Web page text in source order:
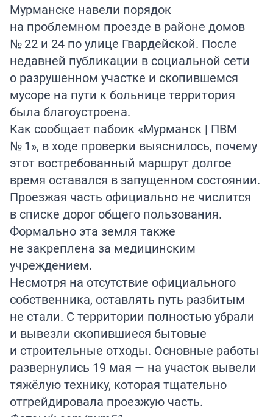
Мурманске навели порядок
на проблемном проезде в районе домов
№ 22 и 24 по улице Гвардейской. После
недавней публикации в социальной сети
о разрушенном участке и скопившемся
мусоре на пути к больнице территория
была благоустроена.
Как сообщает пабоик «Мурманск | ПВМ
№ 1», в ходе проверки выяснилось, почему
этот востребованный маршрут долгое
время оставался в запущенном состоянии.
Проезжая часть официально не числится
в списке дорог общего пользования.
Формально эта земля также
не закреплена за медицинским
учреждением.
Несмотря на отсутствие официального
собственника, оставлять путь разбитым
не стали. С территории полностью убрали
и вывезли скопившиеся бытовые
и строительные отходы. Основные работы
развернулись 19 мая — на участок вывели
тяжёлую технику, которая тщательно
отгрейдировала проезжую часть.